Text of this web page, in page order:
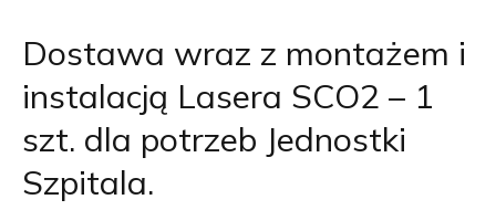
Dostawa wraz z montażem i
instalacją Lasera SCO2 – 1
szt. dla potrzeb Jednostki
Szpitala.